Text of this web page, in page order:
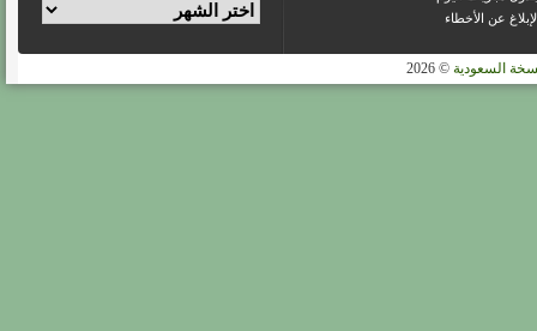
عن الأخطاء
السعودية © 2026